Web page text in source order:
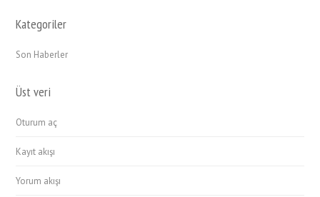
Kategoriler
Son Haberler
Üst veri
Oturum aç
Kayıt akışı
Yorum akışı